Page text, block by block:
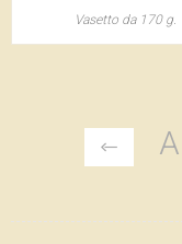
Vasetto da 170 g.